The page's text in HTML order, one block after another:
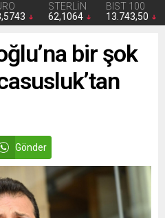
STERLİN
62,1064
BIST 100
13.743,50
bir şok
Gönder